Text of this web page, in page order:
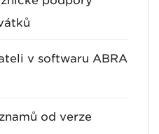
v softwaru ABRA
od verze